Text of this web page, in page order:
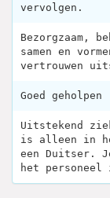
vervolgen.
Bezorgzaam,
samen en
vertrouwen
Goed geholpen
Uitstekend
is alleen in
een Duitser.
het personeel